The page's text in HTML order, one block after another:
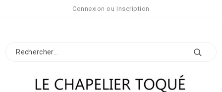
Connexion ou Inscription